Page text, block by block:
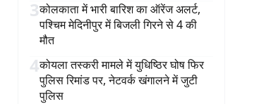
3कोलकाता में भारी बारिश का ऑरेंज अलर्ट,
पश्चिम मेदिनीपुर में बिजली गिरने से 4 की
मौत
4कोयला तस्करी मामले में युधिष्ठिर घोष फिर
पुलिस रिमांड पर, नेटवर्क खंगालने में जुटी
पुलिस